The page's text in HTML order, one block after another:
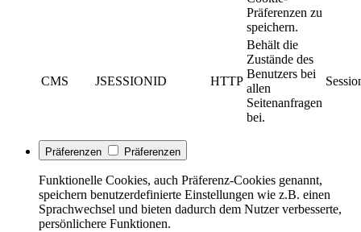
Präferenzen zu
speichern.
CMS JSESSIONID HTTP
Behält die
Zustände des
Benutzers bei
allen
Seitenanfragen
bei.
Präferenzen Präferenzen
Funktionelle Cookies, auch Präferenz-Cookies genannt,
speichern benutzerdefinierte Einstellungen wie z.B. einen
Sprachwechsel und bieten dadurch dem Nutzer verbesserte,
persönlichere Funktionen.